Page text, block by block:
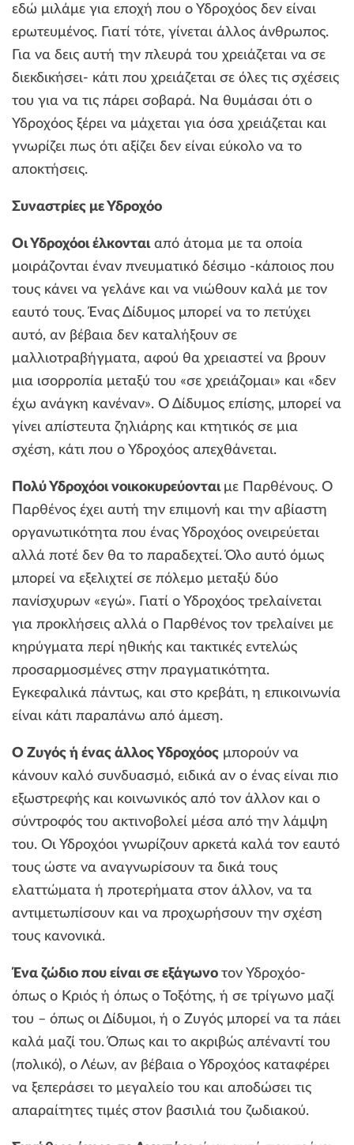
εδώ μιλάμε για εποχή που ο Υδροχόος δεν είναι
ερωτευμένος. Γιατί τότε, γίνεται άλλος άνθρωπος.
Για να δεις αυτή την πλευρά του χρειάζεται να σε
διεκδικήσει- κάτι που χρειάζεται σε όλες τις σχέσεις
του για να τις πάρει σοβαρά. Να θυμάσαι ότι ο
Υδροχόος ξέρει να μάχεται για όσα χρειάζεται και
γνωρίζει πως ότι αξίζει δεν είναι εύκολο να το
αποκτήσεις.
Συναστρίες με Υδροχόο
Οι Υδροχόοι έλκονταιαπό άτομα με τα οποία
μοιράζονται έναν πνευματικό δέσιμο -κάποιος που
τους κάνει να γελάνε και να νιώθουν καλά με τον
εαυτό τους. Ένας Δίδυμος μπορεί να το πετύχει
αυτό, αν βέβαια δεν καταλήξουν σε
μαλλιοτραβήγματα, αφού θα χρειαστεί να βρουν
μια ισορροπία μεταξύ του «σε χρειάζομαι» και «δεν
έχω ανάγκη κανέναν». Ο Δίδυμος επίσης, μπορεί να
γίνει απίστευτα ζηλιάρης και κτητικός σε μια
σχέση, κάτι που ο Υδροχόος απεχθάνεται.
Πολύ Υδροχόοι νοικοκυρεύονται με Παρθένους. Ο
Παρθένος έχει αυτή την επιμονή και την αβίαστη
οργανωτικότητα που ένας Υδροχόος ονειρεύεται
αλλά ποτέ δεν θα το παραδεχτεί. Όλο αυτό όμως
μπορεί να εξελιχτεί σε πόλεμο μεταξύ δύο
πανίσχυρων «εγώ». Γιατί ο Υδροχόος τρελαίνεται
για προκλήσεις αλλά ο Παρθένος τον τρελαίνει με
κηρύγματα περί ηθικής και τακτικές εντελώς
προσαρμοσμένες στην πραγματικότητα.
Εγκεφαλικά πάντως, και στο κρεβάτι, η επικοινωνία
είναι κάτι παραπάνω από άμεση.
Ο Ζυγός ή ένας άλλος Υδροχόος μπορούν να
κάνουν καλό συνδυασμό, ειδικά αν ο ένας είναι πιο
εξωστρεφής και κοινωνικός από τον άλλον και ο
σύντροφός του ακτινοβολεί μέσα από την λάμψη
του. Οι Υδροχόοι γνωρίζουν αρκετά καλά τον εαυτό
τους ώστε να αναγνωρίσουν τα δικά τους
ελαττώματα ή προτερήματα στον άλλον, να τα
αντιμετωπίσουν και να προχωρήσουν την σχέση
τους κανονικά.
Ένα ζώδιο που είναι σε εξάγωνο τον Υδροχόο-
όπως ο Κριός ή όπως ο Τοξότης, ή σε τρίγωνο μαζί
του – όπως οι Δίδυμοι, ή ο Ζυγός μπορεί να τα πάει
καλά μαζί του. Όπως και το ακριβώς απέναντί του
(πολικό), ο Λέων, αν βέβαια ο Υδροχόος καταφέρει
να ξεπεράσει το μεγαλείο του και αποδώσει τις
απαραίτητες τιμές στον βασιλιά του ζωδιακού.